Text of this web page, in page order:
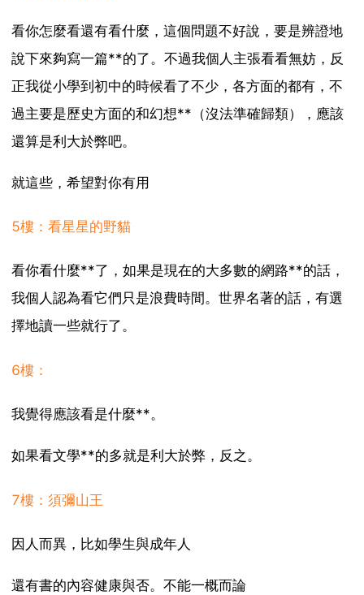
看你怎麼看還有看什麼，這個問題不好說，要是辨證地
說下來夠寫一篇**的了。不過我個人主張看看無妨，反
正我從小學到初中的時候看了不少，各方面的都有，不
過主要是歷史方面的和幻想**（沒法準確歸類），應該
還算是利大於弊吧。
就這些，希望對你有用
5樓：看星星的野貓
看你看什麼**了，如果是現在的大多數的網路**的話，
我個人認為看它們只是浪費時間。世界名著的話，有選
擇地讀一些就行了。
6樓：
我覺得應該看是什麼**。
如果看文學**的多就是利大於弊，反之。
7樓：須彌山王
因人而異，比如學生與成年人
還有書的內容健康與否。不能一概而論